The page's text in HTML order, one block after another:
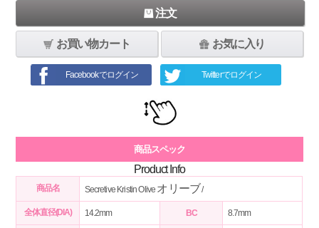
注文
お買い物カート お気に入り
Facebookでログイン Twitterでログイン
商品スペック
Product Info
商品名 Secretive Kristin Olive オリーブ/
全体直径(DIA) 14.2mm BC 8.7mm